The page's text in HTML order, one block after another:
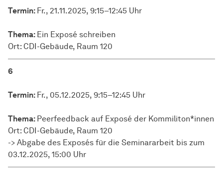
Termin: Fr., 21.11.2025, 9:15–12:45 Uhr
Thema: Ein Exposé schreiben
Ort: CDI-Gebäude, Raum 120
6
Termin: Fr., 05.12.2025, 9:15–12:45 Uhr
Thema: Peerfeedback auf Exposé der Kommiliton*innen
Ort: CDI-Gebäude, Raum 120
-> Abgabe des Exposés für die Seminararbeit bis zum
03.12.2025, 15:00 Uhr